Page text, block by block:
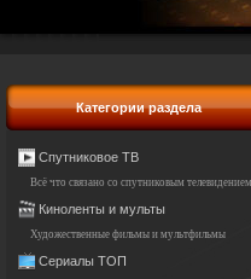
Категории раздела
Спутниковое ТВ
Всё что связано со спутниковым телевидением
Киноленты и мульты
Художественные фильмы и мультфильмы
Сериалы ТОП